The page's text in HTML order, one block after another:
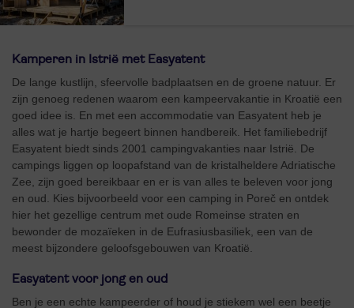
Kamperen in Istrië met Easyatent
De lange kustlijn, sfeervolle badplaatsen en de groene natuur. Er
zijn genoeg redenen waarom een kampeervakantie in Kroatië een
goed idee is. En met een accommodatie van Easyatent heb je
alles wat je hartje begeert binnen handbereik. Het familiebedrijf
Easyatent biedt sinds 2001 campingvakanties naar Istrië. De
campings liggen op loopafstand van de kristalheldere Adriatische
Zee, zijn goed bereikbaar en er is van alles te beleven voor jong
en oud. Kies bijvoorbeeld voor een camping in Poreč en ontdek
hier het gezellige centrum met oude Romeinse straten en
bewonder de mozaïeken in de Eufrasiusbasiliek, een van de
meest bijzondere geloofsgebouwen van Kroatië.
Easyatent voor jong en oud
Ben je een echte kampeerder of houd je stiekem wel een beetje